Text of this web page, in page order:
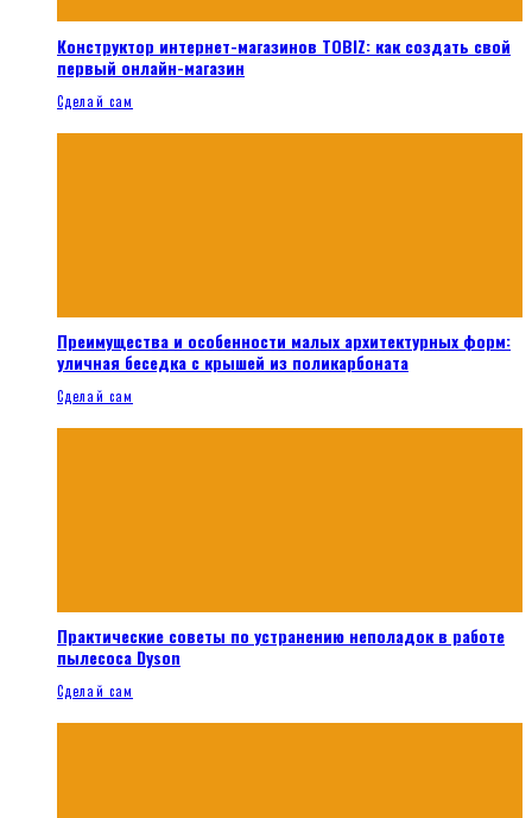
Конструктор интернет-магазинов TOBIZ: как создать свой
первый онлайн-магазин
Сделай сам
Преимущества и особенности малых архитектурных форм:
уличная беседка с крышей из поликарбоната
Сделай сам
Практические советы по устранению неполадок в работе
пылесоса Dyson
Сделай сам